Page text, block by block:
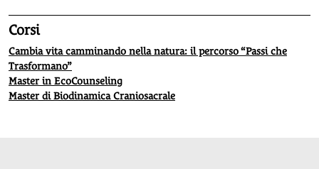
Corsi
Cambia vita camminando nella natura: il percorso “Passi che
Trasformano”
Master in EcoCounseling
Master di Biodinamica Craniosacrale